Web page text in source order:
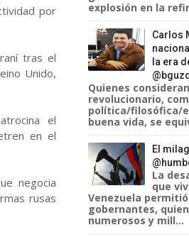
por
tras el
Unido,
el
en el
negocia
rusas
explosión en la
Carlos
la era
Quienes
revolucionario,
política/filosófica/
buena vida, se
El
La
que
Venezuela
gobernantes,
numerosos y mill...